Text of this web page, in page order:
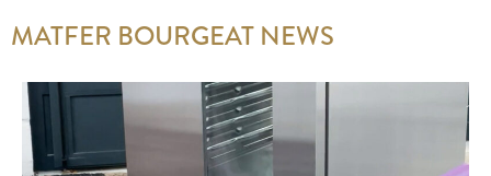
MATFER BOURGEAT NEWS